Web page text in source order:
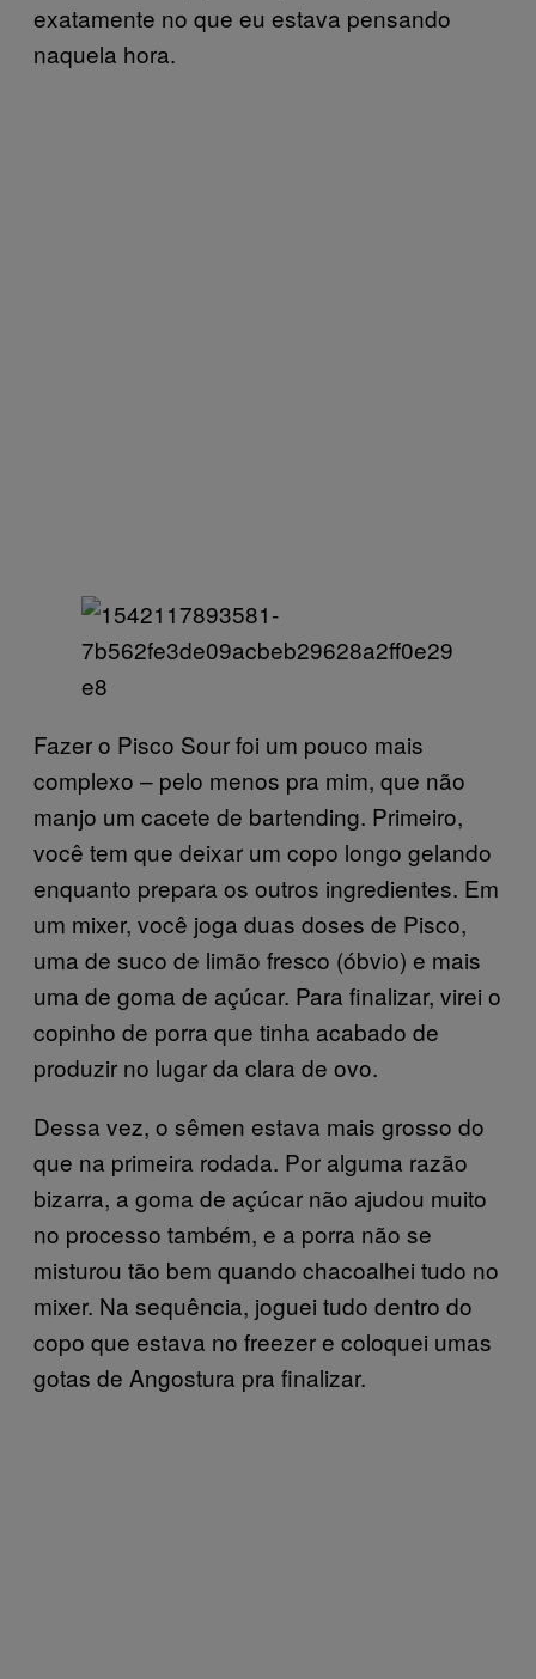
exatamente no que eu estava pensando
naquela hora.
Fazer o Pisco Sour foi um pouco mais
complexo – pelo menos pra mim, que não
manjo um cacete de bartending. Primeiro,
você tem que deixar um copo longo gelando
enquanto prepara os outros ingredientes. Em
um mixer, você joga duas doses de Pisco,
uma de suco de limão fresco (óbvio) e mais
uma de goma de açúcar. Para finalizar, virei o
copinho de porra que tinha acabado de
produzir no lugar da clara de ovo.
Dessa vez, o sêmen estava mais grosso do
que na primeira rodada. Por alguma razão
bizarra, a goma de açúcar não ajudou muito
no processo também, e a porra não se
misturou tão bem quando chacoalhei tudo no
mixer. Na sequência, joguei tudo dentro do
copo que estava no freezer e coloquei umas
gotas de Angostura pra finalizar.